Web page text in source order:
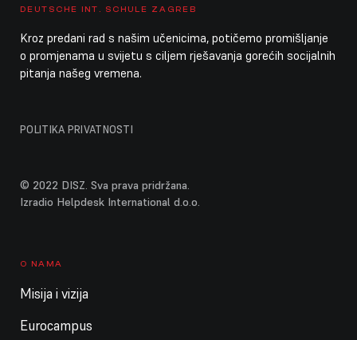
DEUTSCHE INT. SCHULE ZAGREB
Kroz predani rad s našim učenicima, potičemo promišljanje
o promjenama u svijetu s ciljem rješavanja gorećih socijalnih
pitanja našeg vremena.
POLITIKA PRIVATNOSTI
© 2022 DISZ. Sva prava pridržana.
Izradio Helpdesk International d.o.o.
O NAMA
Misija i vizija
Eurocampus